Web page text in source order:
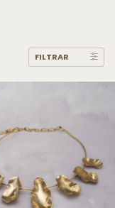
FILTRAR